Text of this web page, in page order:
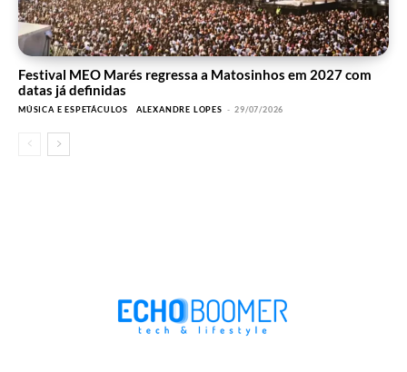
Festival MEO Marés regressa a Matosinhos em 2027 com
datas já definidas
MÚSICA E ESPETÁCULOS ALEXANDRE LOPES - 29/07/2026